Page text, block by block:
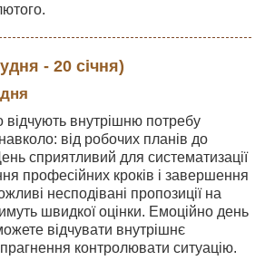
- 20 січня)
відчують внутрішню потребу
від робочих планів до
сприятливий для систематизації
професійних кроків і завершення
несподівані пропозиції на
швидкої оцінки. Емоційно день
відчувати внутрішнє
контролювати ситуацію.